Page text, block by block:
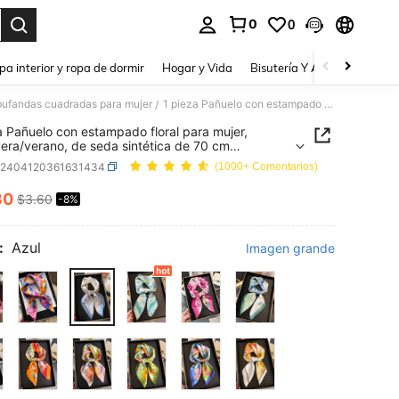
0 0
interior y ropa de dormir Hogar y Vida Bisutería Y Accesorios
cuadradas para mujer / 1 pieza Pañuelo con estampado floral para mujer, primavera/verano, de seda sintética de 70 cm cuadrados, chal, cuello, versátil para uso diario, playa, vacaciones, esencial de viaje
Pañuelo con estampado floral para mujer,
verano, de seda sintética de 70 cm
chal, cuello, versátil para uso diario, playa,
esencial de viaje
(1000+ Comentarios)
AND AVAILABILITY
$3.60 -8%
Azul Imagen grande